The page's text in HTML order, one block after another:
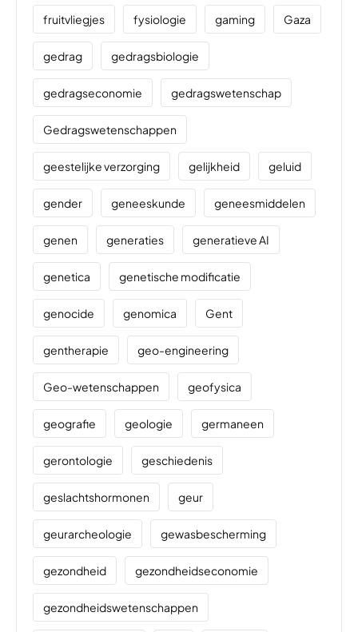
fruitvliegjes fysiologie gaming Gaza
gedrag gedragsbiologie
gedragseconomie gedragswetenschap
Gedragswetenschappen
geestelijke verzorging gelijkheid geluid
gender geneeskunde geneesmiddelen
genen generaties generatieve AI
genetica genetische modificatie
genocide genomica Gent
gentherapie geo-engineering
Geo-wetenschappen geofysica
geografie geologie germaneen
gerontologie geschiedenis
geslachtshormonen geur
geurarcheologie gewasbescherming
gezondheid gezondheidseconomie
gezondheidswetenschappen